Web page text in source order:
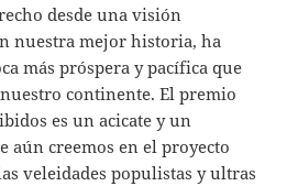
desde una visión
nuestra mejor historia, ha
más próspera y pacífica que
continente. El premio
es un acicate y un
aún creemos en el proyecto
veleidades populistas y ultras